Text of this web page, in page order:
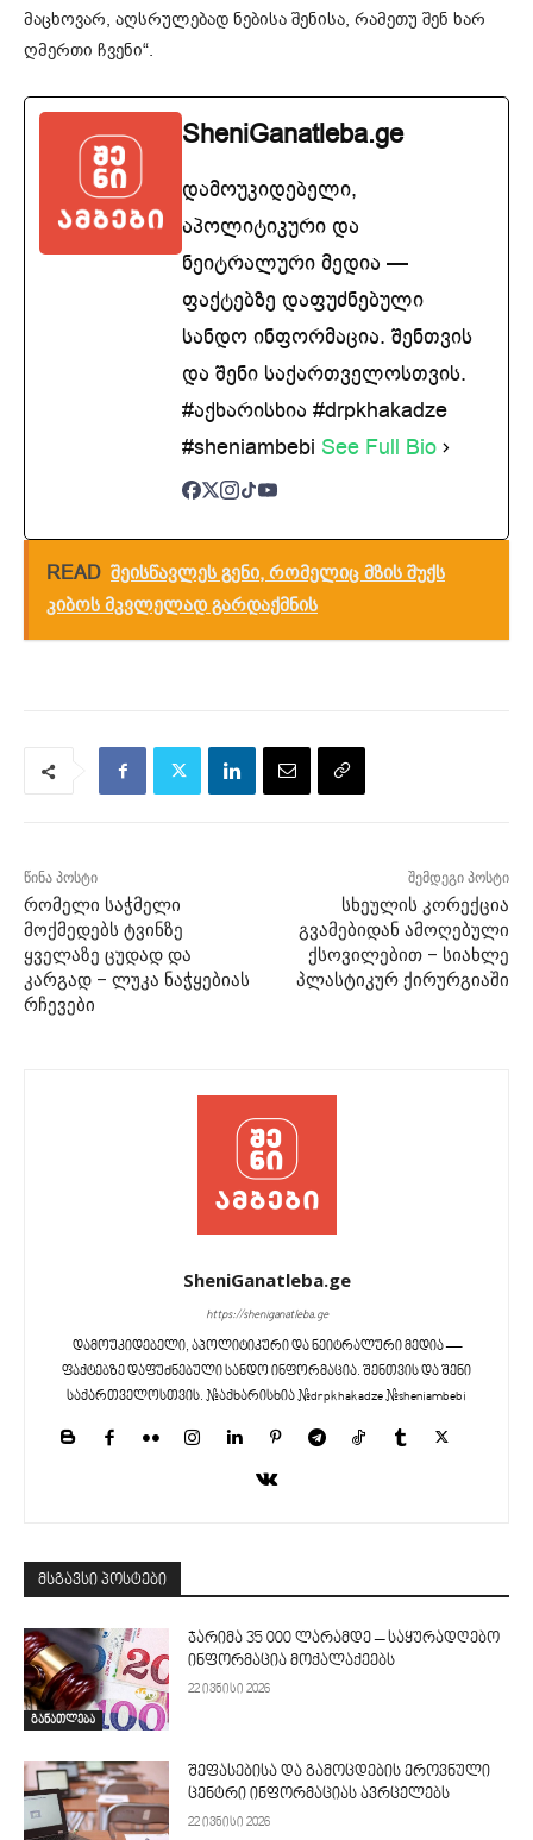
მაცხოვარ, აღსრულებად ნებისა შენისა, რამეთუ შენ ხარ
ღმერთი ჩვენი“.
SheniGanatleba.ge
დამოუკიდებელი,
აპოლიტიკური და
ნეიტრალური მედია —
ფაქტებზე დაფუძნებული
სანდო ინფორმაცია. შენთვის
და შენი საქართველოსთვის.
#აქხარისხია #drpkhakadze
#sheniambebi See Full Bio
READ შეისწავლეს გენი, რომელიც მზის შუქს
კიბოს მკვლელად გარდაქმნის
წინა პოსტი
რომელი საჭმელი
მოქმედებს ტვინზე
ყველაზე ცუდად და
კარგად – ლუკა ნაჭყებიას
რჩევები
შემდეგი პოსტი
სხეულის კორექცია
გვამებიდან ამოღებული
ქსოვილებით – სიახლე
პლასტიკურ ქირურგიაში
SheniGanatleba.ge
https://sheniganatleba.ge
დამოუკიდებელი, აპოლიტიკური და ნეიტრალური მედია —
ფაქტებზე დაფუძნებული სანდო ინფორმაცია. შენთვის და შენი
საქართველოსთვის. #აქხარისხია #drpkhakadze #sheniambebi
მსგავსი პოსტები
განათლება
ჯარიმა 35 000 ლარამდე – საყურადღებო
ინფორმაცია მოქალაქეებს
22 ივნისი 2026
შეფასებისა და გამოცდების ეროვნული
ცენტრი ინფორმაციას ავრცელებს
22 ივნისი 2026